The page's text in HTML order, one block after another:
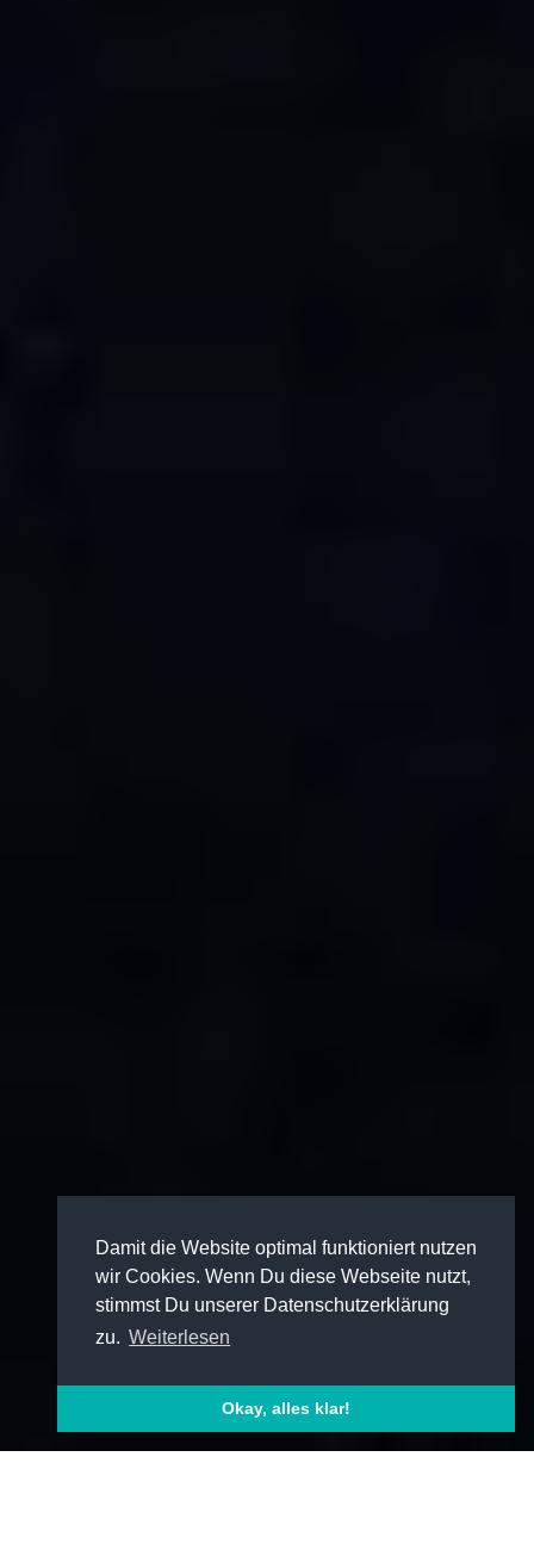
Damit die Website optimal funktioniert nutzen
wir Cookies. Wenn Du diese Webseite nutzt,
stimmst Du unserer Datenschutzerklärung
zu. Weiterlesen
Okay, alles klar!